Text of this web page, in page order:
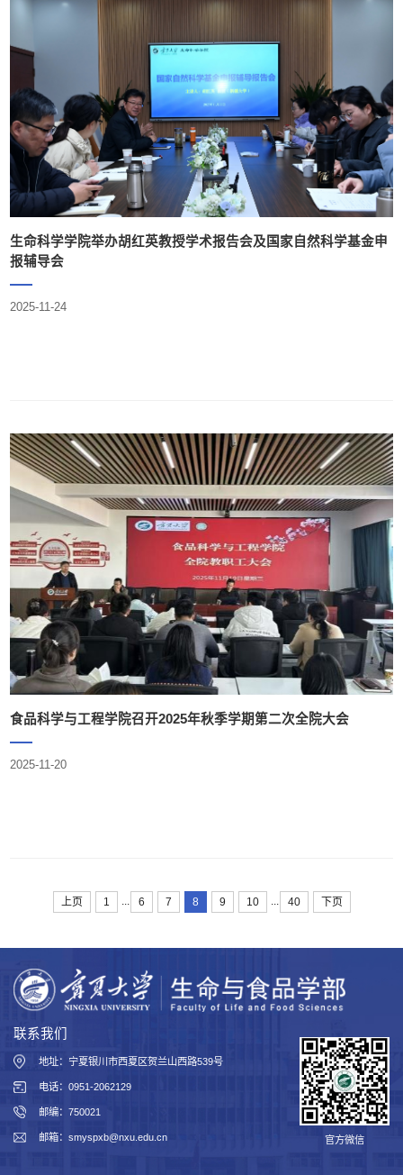
生命科学学院举办胡红英教授学术报告会及国家自然科学基金申
报辅导会
2025-11-24
食品科学与工程学院召开2025年秋季学期第二次全院大会
2025-11-20
上页 1 ... 6 7 8 9 10 ... 40 下页
联系我们
地址：宁夏银川市西夏区贺兰山西路539号
电话：0951-2062129
邮编：750021
邮箱：smyspxb@nxu.edu.cn 官方微信